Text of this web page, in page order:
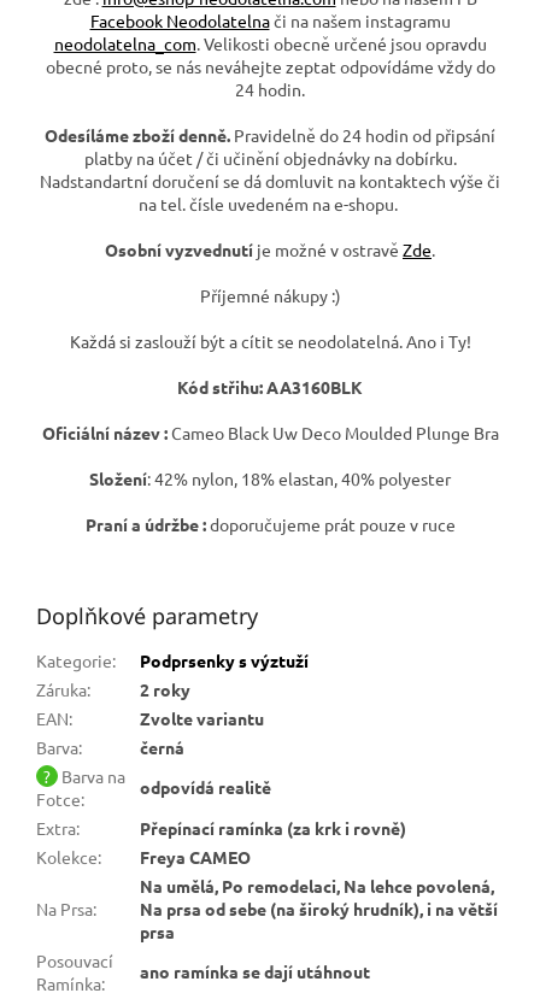
Facebook Neodolatelnači na našem instagramu
neodolatelna_com. Velikosti obecně určené jsou opravdu
obecné proto, se nás neváhejte zeptat odpovídáme vždy do
24 hodin.
Odesíláme zboží denně. Pravidelně do 24 hodin od připsání
platby na účet / či učinění objednávky na dobírku.
Nadstandartní doručení se dá domluvit na kontaktech výše či
na tel. čísle uvedeném na e-shopu.
Osobní vyzvednutí je možné v ostravě Zde.
Příjemné nákupy :)
Každá si zaslouží být a cítit se neodolatelná. Ano i Ty!
Kód střihu:AA3160BLK
Oficiální název :Cameo Black Uw Deco Moulded Plunge Bra
Složení: 42% nylon, 18% elastan, 40% polyester
Praní a údržbe :doporučujeme prát pouze v ruce
Doplňkové parametry
Kategorie:
Podprsenky s výztuží
Záruka:
2 roky
EAN:
Zvolte variantu
Barva:
černá
? Barva na
Fotce:
odpovídá realitě
Extra:
Přepínací ramínka (za krk i rovně)
Kolekce: Freya CAMEO
Na Prsa:
Na umělá, Po remodelaci, Na lehce povolená,
Na prsa od sebe (na široký hrudník), i na větší
prsa
Posouvací
Ramínka:
ano ramínka se dají utáhnout